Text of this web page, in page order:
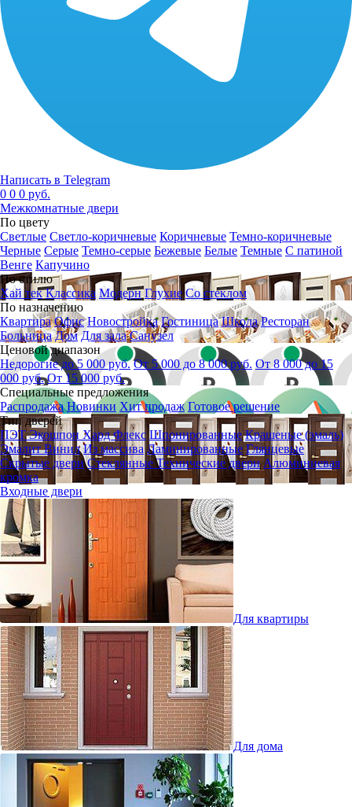
Написать в Telegram
0 0 0 руб.
Межкомнатные двери
По цвету
Светлые Светло-коричневые Коричневые Темно-коричневые
Черные Серые Темно-серые Бежевые Белые Темные С патиной
Венге Капучино
По стилю
Хай тек Классика Модерн Глухие Со стеклом
По назначению
Квартира Офис Новостройка Гостиница Школа Ресторан
Больница Дом Для зала Санузел
Ценовой диапазон
Недорогие до 5 000 руб. От 5 000 до 8 000 руб. От 8 000 до 15
000 руб. От 15 000 руб.
Специальные предложения
Распродажа Новинки Хит продаж Готовое решение
Тип дверей
ПЭТЭкошпон Хард Флекс Шпонированные Крашеные (эмаль)
ЭмалитВинил Из массива Ламинированные Глянцевые
Скрытые двери СтеклянныеТехнические двери Алюминиевая
кромка
Входные двери
Для квартиры
Для дома